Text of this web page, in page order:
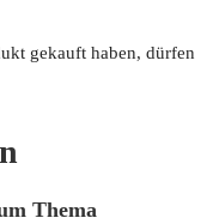
gekauft haben, dürfen
Thema